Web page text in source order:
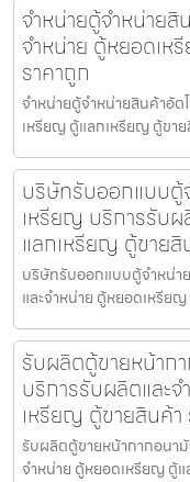
จำหน่ายตู้จำหน่าย
จำหน่าย ตู้หยอดเ
ราคาถูก
จำหน่ายตู้จำหน่ายสินค้า​อั
เหรียญ ตู้แลกเหรียญ ตู้ขา
บริษัทรับออกแบบตู้
เหรียญ​​ บริการรับ
แลกเหรียญ ตู้ขายสิ
บริษัทรับออกแบบตู้จำหน่า
และจำหน่าย ตู้หยอดเหรีย
รับผลิตตู้ขายหน้าก
บริการรับผลิตและ
เหรียญ ตู้ขายสินค้า
รับผลิตตู้ขายหน้ากากอนา
จำหน่าย ตู้หยอดเหรียญ ตู้